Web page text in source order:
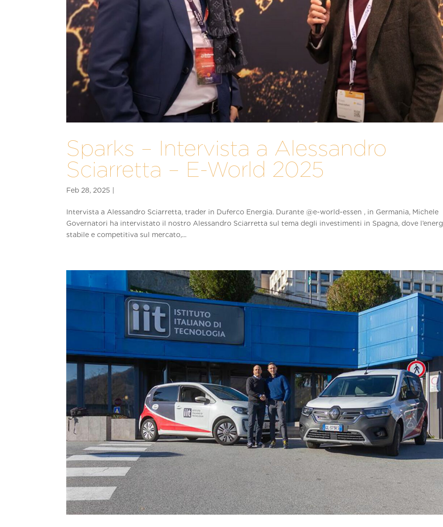
Sparks – Intervista a Alessandro
Sciarretta – E-World 2025
Intervista a Alessandro Sciarretta, trader in Duferco Energia. Durante ‪@e-world-essen‬ , in Germania, Michele
Governatori ha intervistato il nostro Alessandro Sciarretta sul tema degli investimenti in Spagna, dove
stabile e competitiva sul mercato,...